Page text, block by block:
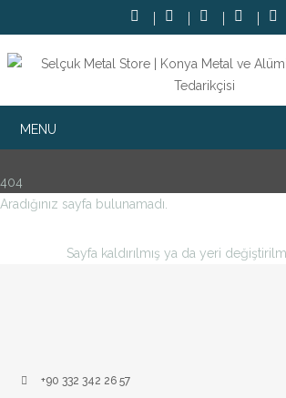
404
Aradığınız sayfa bulunamadı.
Sayfa kaldırılmış ya da yeri
+90 332 342 26 57